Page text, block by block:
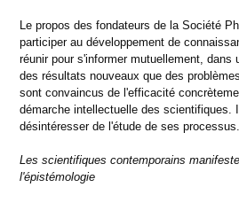
Le propos des fondateurs de la Société
participer au développement de
réunir pour s'informer mutuellement, dans
des résultats nouveaux que des
sont convaincus de l'efficacité
démarche intellectuelle des scientifiques.
désintéresser de l'étude de ses processus.
Les scientifiques contemporains
l'épistémologie